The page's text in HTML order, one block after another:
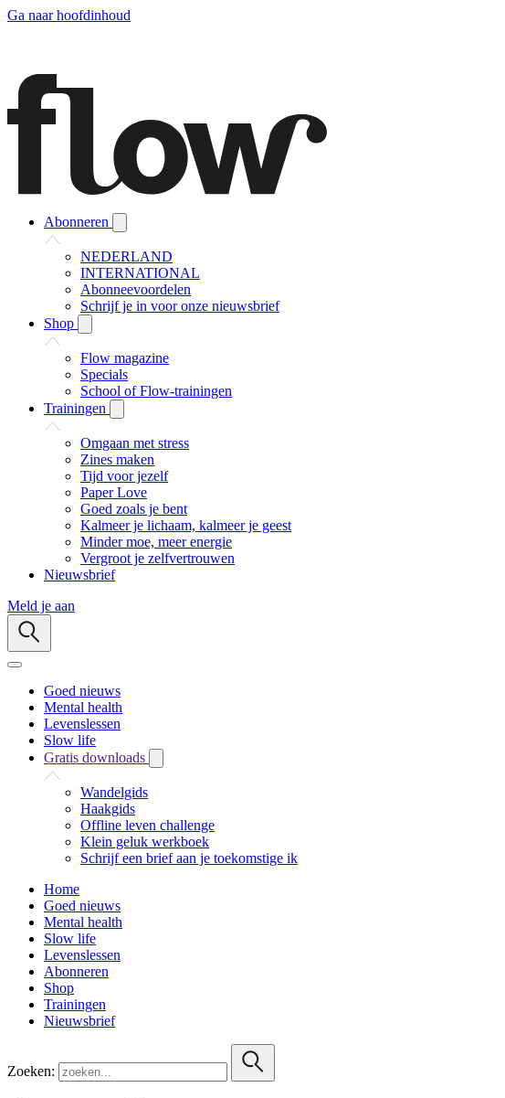
Ga naar hoofdinhoud
Abonneren
NEDERLAND
INTERNATIONAL
Abonneevoordelen
Schrijf je in voor onze nieuwsbrief
Shop
Flow magazine
Specials
School of Flow-trainingen
Trainingen
Omgaan met stress
Zines maken
Tijd voor jezelf
Paper Love
Goed zoals je bent
Kalmeer je lichaam, kalmeer je geest
Minder moe, meer energie
Vergroot je zelfvertrouwen
Nieuwsbrief
Meld je aan
Goed nieuws
Mental health
Levenslessen
Slow life
Gratis downloads
Wandelgids
Haakgids
Offline leven challenge
Klein geluk werkboek
Schrijf een brief aan je toekomstige ik
Home
Goed nieuws
Mental health
Slow life
Levenslessen
Abonneren
Shop
Trainingen
Nieuwsbrief
Zoeken: